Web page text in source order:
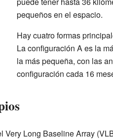
pequeños en el espacio.
Hay cuatro formas
La configuración A es la
la más pequeña, con las
configuración cada 16
Very Long Baseline Array